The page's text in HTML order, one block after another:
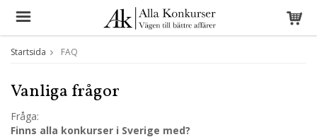
Startsida FAQ
Vanliga frågor
Fråga:
Finns alla konkurser i Sverige med?